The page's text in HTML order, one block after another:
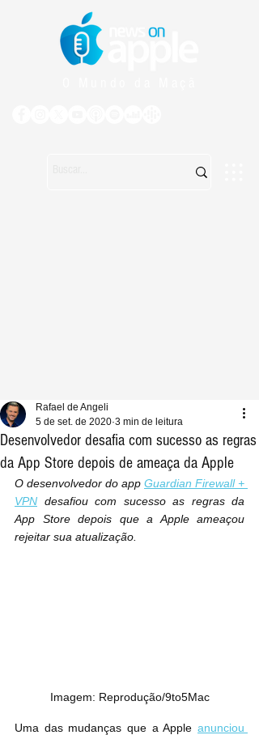
Desenvolvedor desafia com sucesso as regras
da App Store depois de ameaça da Apple
Rafael de Angeli
5 de set. de 2020 3 min de leitura
O desenvolvedor do app Guardian Firewall +
VPN desafiou com sucesso as regras da
App Store depois que a Apple ameaçou
rejeitar sua atualização.
Imagem: Reprodução/9to5Mac
Uma das mudanças que a Apple anunciou